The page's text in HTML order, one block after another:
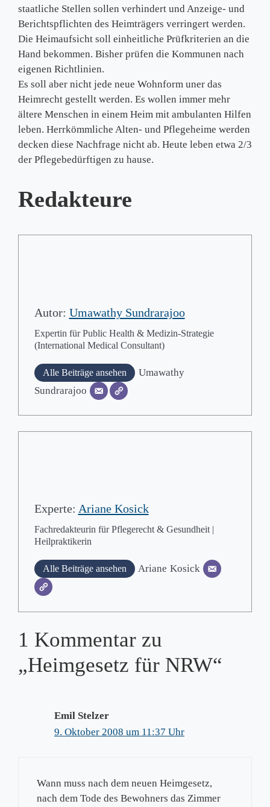
staatliche Stellen sollen verhindert und Anzeige- und
Berichtspflichten des Heimträgers verringert werden.
Die Heimaufsicht soll einheitliche Prüfkriterien an die
Hand bekommen. Bisher prüfen die Kommunen nach
eigenen Richtlinien.
Es soll aber nicht jede neue Wohnform uner das
Heimrecht gestellt werden. Es wollen immer mehr
ältere Menschen in einem Heim mit ambulanten Hilfen
leben. Herrkömmliche Alten- und Pflegeheime werden
decken diese Nachfrage nicht ab. Heute leben etwa 2/3
der Pflegebedürftigen zu hause.
Redakteure
Autor: Umawathy Sundrarajoo
Expertin für Public Health & Medizin-Strategie
(International Medical Consultant)
Alle Beiträge ansehen
Umawathy
Sundrarajoo
Experte: Ariane Kosick
Fachredakteurin für Pflegerecht & Gesundheit |
Heilpraktikerin
Alle Beiträge ansehen Ariane Kosick
1 Kommentar zu
„Heimgesetz für NRW“
Emil Stelzer
9. Oktober 2008 um 11:37 Uhr
Wann muss nach dem neuen Heimgesetz,
nach dem Tode des Bewohners das Zimmer